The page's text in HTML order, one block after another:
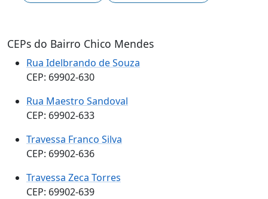
CEPs do Bairro Chico Mendes
Rua Idelbrando de Souza
CEP: 69902-630
Rua Maestro Sandoval
CEP: 69902-633
Travessa Franco Silva
CEP: 69902-636
Travessa Zeca Torres
CEP: 69902-639